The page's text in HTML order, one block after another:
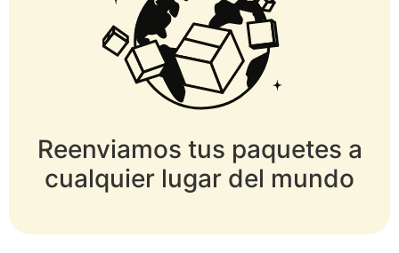
Reenviamos tus paquetes a
cualquier lugar del mundo